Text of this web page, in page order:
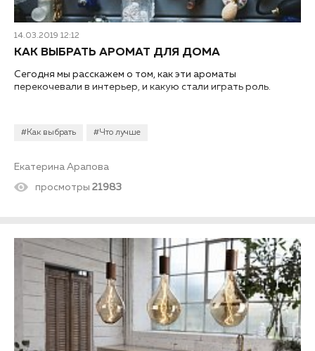
14.03.2019 12:12
#Как выбрать #Что лучше
КАК ВЫБРАТЬ АРОМАТ ДЛЯ ДОМА
Сегодня мы расскажем о том, как эти ароматы
перекочевали в интерьер, и какую стали играть роль.
Екатерина Арапова
просмотры 21983